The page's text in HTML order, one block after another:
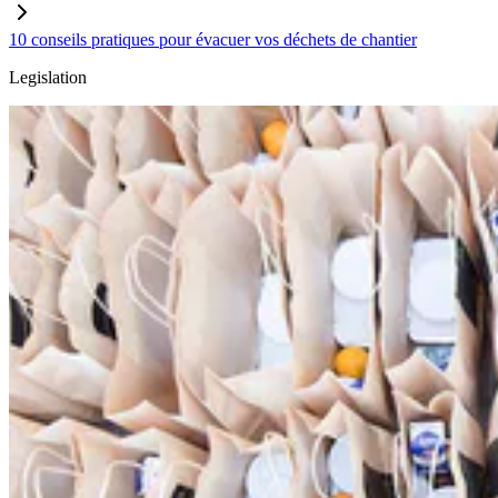
10 conseils pratiques pour évacuer vos déchets de chantier
Legislation